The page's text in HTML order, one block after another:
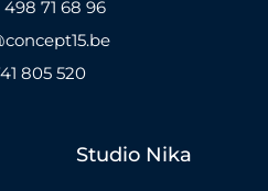
498 71 68 96
805 520
Studio Nika